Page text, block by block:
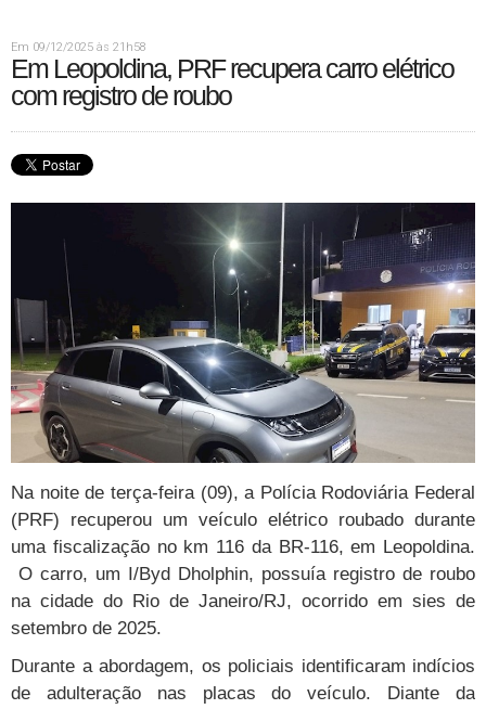
Em 09/12/2025 às 21h58
Em Leopoldina, PRF recupera carro elétrico
com registro de roubo
Na noite de terça-feira (09), a Polícia Rodoviária Federal
(PRF) recuperou um veículo elétrico roubado durante
uma fiscalização no km 116 da BR-116, em Leopoldina.
O carro, um I/Byd Dholphin, possuía registro de roubo
na cidade do Rio de Janeiro/RJ, ocorrido em sies de
setembro de 2025.
Durante a abordagem, os policiais identificaram indícios
de adulteração nas placas do veículo. Diante da